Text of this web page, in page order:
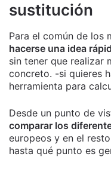
sustitución
Para el común de los
hacerse una idea
sin tener que realizar
concreto. -si quieres
herramienta para
Desde un punto de
comparar los
europeos y en el
hasta qué punto es